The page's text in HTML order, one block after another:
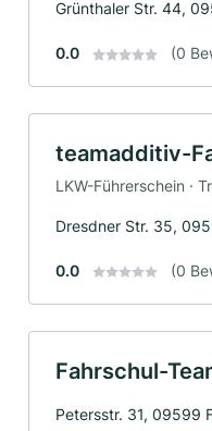
Grünthaler Str. 44,
0.0 (0
teamadditiv-
LKW-Führerschein ·
Dresdner Str. 35,
0.0 (0
Fahrschul-
Petersstr. 31, 09599